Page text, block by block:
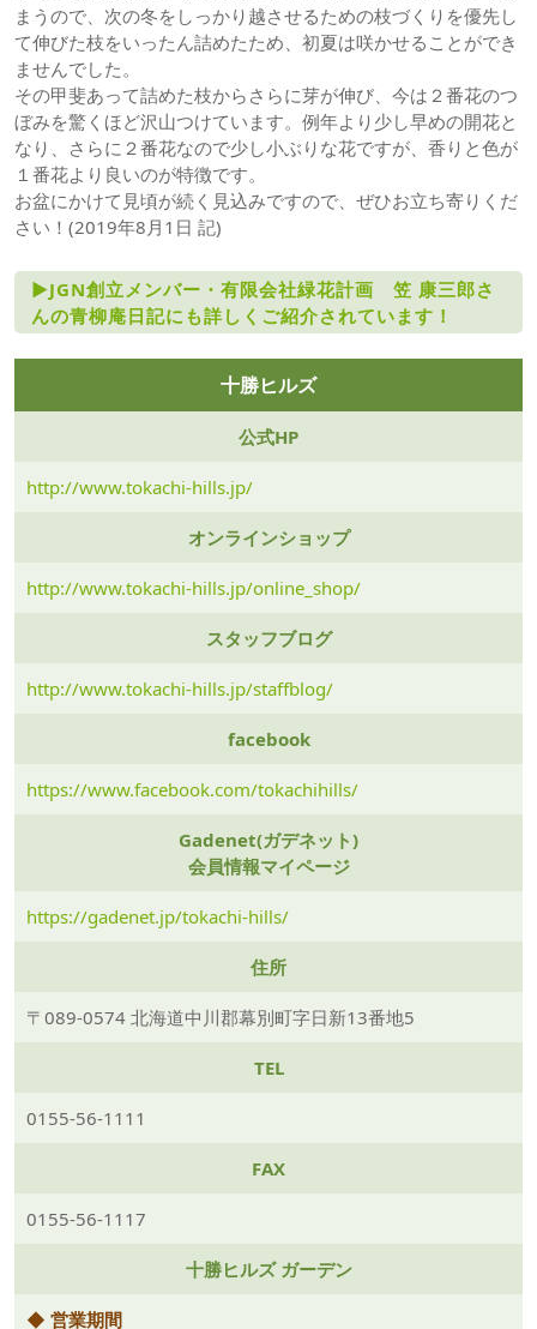
まうので、次の冬をしっかり越させるための枝づくりを優先し
て伸びた枝をいったん詰めたため、初夏は咲かせることができ
ませんでした。
その甲斐あって詰めた枝からさらに芽が伸び、今は２番花のつ
ぼみを驚くほど沢山つけています。例年より少し早めの開花と
なり、さらに２番花なので少し小ぶりな花ですが、香りと色が
１番花より良いのが特徴です。
お盆にかけて見頃が続く見込みですので、ぜひお立ち寄りくだ
さい！(2019年8月1日 記)
►JGN創立メンバー・有限会社緑花計画 笠 康三郎さ
んの青柳庵日記にも詳しくご紹介されています！
十勝ヒルズ
公式HP
http://www.tokachi-hills.jp/
オンラインショップ
http://www.tokachi-hills.jp/online_shop/
スタッフブログ
http://www.tokachi-hills.jp/staffblog/
facebook
https://www.facebook.com/tokachihills/
Gadenet(ガデネット)
会員情報マイページ
https://gadenet.jp/tokachi-hills/
住所
〒089-0574 北海道中川郡幕別町字日新13番地5
TEL
0155-56-1111
FAX
0155-56-1117
十勝ヒルズ ガーデン
◆ 営業期間